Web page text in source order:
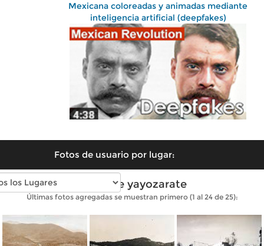
Mexicana coloreadas y animadas mediante
inteligencia artificial (deepfakes)
Fotos de usuario por lugar:
Fotos de yayozarate
Últimas fotos agregadas se muestran primero (1 al 24 de 25):